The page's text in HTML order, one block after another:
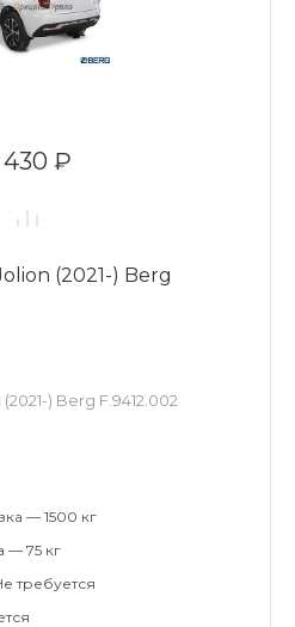
₽
(2021-) Berg
) Berg F.9412.002
— 1500 кг
— 75 кг
требуется